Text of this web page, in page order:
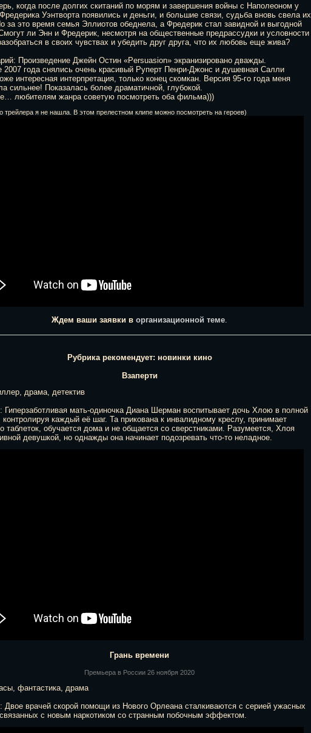
когда после долгих скитаний по морям и завершения войны с Наполеоном у
Уэнтворта появились и деньги, и большие связи, судьба вновь свела их
за это время семья Эллиотов обеднела, а Фредерик стал завидной и выгодной
ли Энн и Фредерик, несмотря на общественные предрассудки и условности
в своих чувствах и убедить друг друга, что их любовь еще жива?
Произведение Джейн Остин «Persuasion» экранизировано дважды.
года снялись очень красивый Руперт Пенри-Джонс и душевная Салли
интересная интерпретация, только конец скомкан. Версия 95-го года меня
сильнее! Показалась более драматичной, глубокой.
любителям жанра советую посмотреть оба фильма)))
трейлера я не нашла. В этом прелестном клипе можно посмотреть на героев)
Ждем ваши заявки в организационной теме
Рубрика рекомендует: новинки кино
Взаперти
драма, детектив
Гиперзаботливая мать-одиночка Диана Шерман воспитывает дочь Хлою в полной
контролируя каждый её шаг. Та прикована к инвалидному креслу, принимает
таблеток, обучается дома и не общается со сверстниками. Разумеется, Хлоя
девушкой, но однажды она начинает подозревать что-то неладное.
Грань времени
Премьера в Росcии 26 ноября 2020
фантастика, драма
Двое врачей скорой помощи из Нового Орлеана сталкиваются с серией ужасных
с новым наркотиком со странным побочным эффектом.